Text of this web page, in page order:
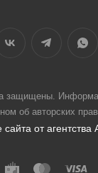
защищены.
об авторских
сайта от